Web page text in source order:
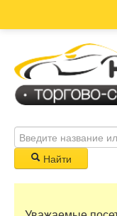
Магазин
Новости
Автосервис
Корзина
Найти